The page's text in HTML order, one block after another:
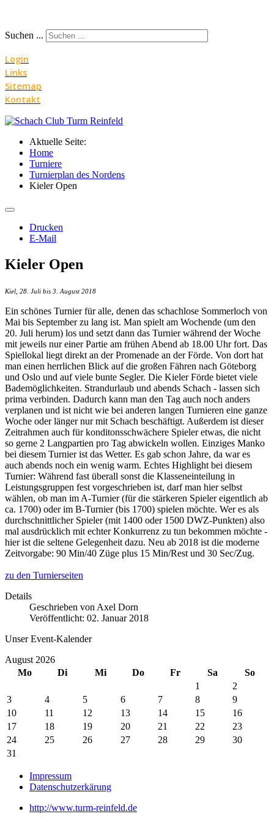
Suchen ...
Login
Links
Sitemap
Kontakt
Aktuelle Seite:
Home
Turniere
Turnierplan des Nordens
Kieler Open
Drucken
E-Mail
Kieler Open
Kiel, 28. Juli bis 3. August 2018
Ein schönes Turnier für alle, denen das schachlose Sommerloch von
Mai bis September zu lang ist. Man spielt am Wochende (um den
20. Juli herum) los und setzt dann das Turnier während der Woche
mit jeweils nur einer Partie am frühen Abend ab 18.00 Uhr fort. Das
Spiellokal liegt direkt an der Promenade an der Förde. Von dort hat
man einen herrlichen Blick auf die großen Fähren nach Göteborg
und Oslo und auf viele bunte Segler. Die Kieler Förde bietet viele
Bademöglichkeiten. Strandurlaub und abends Schach - lassen sich
prima verbinden. Dadurch kann man den Tag auch noch anders
verplanen und ist nicht wie bei anderen langen Turnieren eine ganze
Woche oder länger nur mit Schach beschäftigt. Außerdem ist dieser
Zeitrahmen auch für konditonsschwächere Spieler etwas, die nicht
so gerne 2 Langpartien pro Tag abwickeln wollen. Einziges Manko
bei diesem Turnier ist das Wetter. Es gab schon Jahre, da war es
auch abends noch ein wenig warm. Echtes Highlight bei diesem
Turnier: Während fast überall sonst die Klasseneinteilung in
Leistungsgruppen fest vorgeschrieben ist, darf man hier selbst
wählen, ob man im A-Turnier (für die stärkeren Spieler eigentlich ab
ca. 1700) oder im B-Turnier (bis 1700) spielen möchte. Wer es als
durchschnittlicher Spieler (mit 1400 oder 1500 DWZ-Punkten) also
mal ausdrücklich mit echter Konkurrenz zu tun bekommen möchte -
hier ist die seltene Gelegenheit dazu. Neu ab 2018 ist die moderne
Zeitvorgabe: 90 Min/40 Züge plus 15 Min/Rest und 30 Sec/Zug.
zu den Turnierseiten
Details
Geschrieben von Axel Dorn
Veröffentlicht: 02. Januar 2018
Unser Event-Kalender
August 2026
Mo
Di Mi Do Fr Sa
So
1
2
3
4 5 6 7 8
9
10
11 12 13 14 15
16
17
18 19 20 21 22
23
24
25 26 27 28 29
30
31
Impressum
Datenschutzerkärung
http://www.turm-reinfeld.de